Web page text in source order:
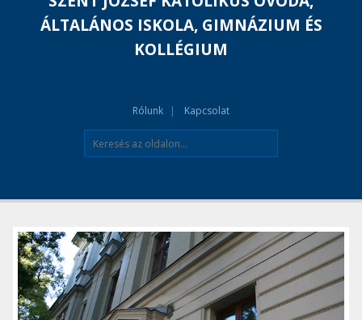
ÁLTALÁNOS ISKOLA, GIMNÁZIUM ÉS
KOLLÉGIUM
Rólunk Kapcsolat